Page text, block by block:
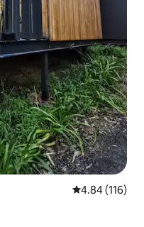
レビュー116
4.84 (116)